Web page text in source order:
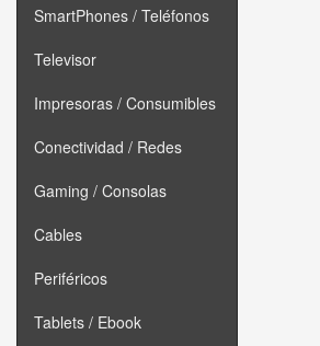
SmartPhones / Teléfonos
Televisor
Impresoras / Consumibles
Conectividad / Redes
Gaming / Consolas
Cables
Periféricos
Tablets / Ebook